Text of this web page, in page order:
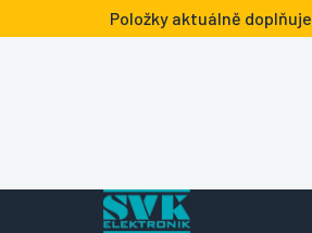
na
Položky aktuálně